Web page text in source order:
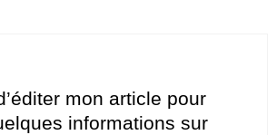
mon article pour
informations sur